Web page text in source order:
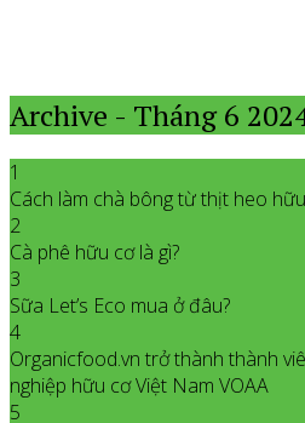
Archive - Tháng 6
1
Cách làm chà bông từ thịt heo
2
Cà phê hữu cơ là gì?
3
Sữa Let’s Eco mua ở đâu?
4
Organicfood.vn trở thành thành
nghiệp hữu cơ Việt Nam VOAA
5